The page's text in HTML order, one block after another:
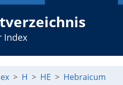
Index
H HE Hebraicum